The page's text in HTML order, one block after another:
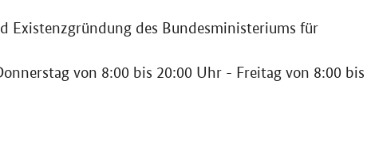
Existenzgründung des Bundesministeriums für
von 8:00 bis 20:00 Uhr - Freitag von 8:00 bis